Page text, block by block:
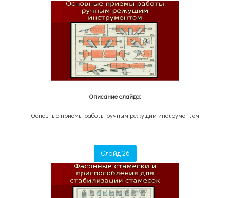
Описание слайда:
Основные приемы работы ручным режущим инструментом
Слайд 26